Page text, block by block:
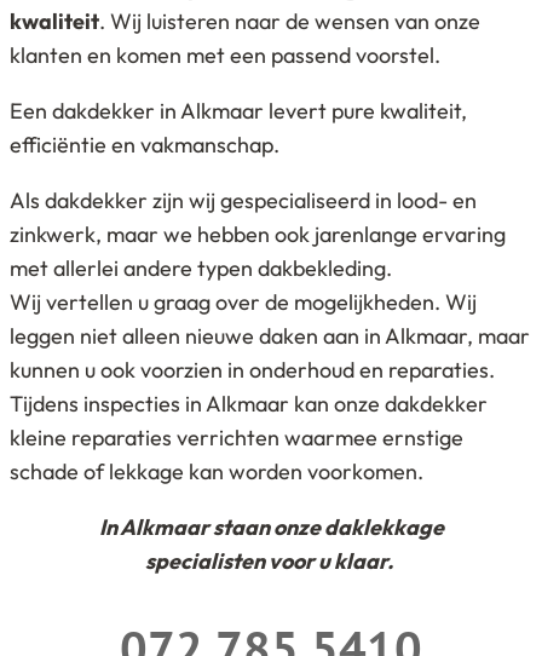
kwaliteit. Wij luisteren naar de wensen van onze
klanten en komen met een passend voorstel.
Een dakdekker in Alkmaar levert pure kwaliteit,
efficiëntie en vakmanschap.
Als dakdekker zijn wij gespecialiseerd in lood- en
zinkwerk, maar we hebben ook jarenlange ervaring
met allerlei andere typen dakbekleding.
Wij vertellen u graag over de mogelijkheden. Wij
leggen niet alleen nieuwe daken aan in Alkmaar, maar
kunnen u ook voorzien in onderhoud en reparaties.
Tijdens inspecties in Alkmaar kan onze dakdekker
kleine reparaties verrichten waarmee ernstige
schade of lekkage kan worden voorkomen.
In Alkmaar staan onze daklekkage
specialisten voor u klaar.